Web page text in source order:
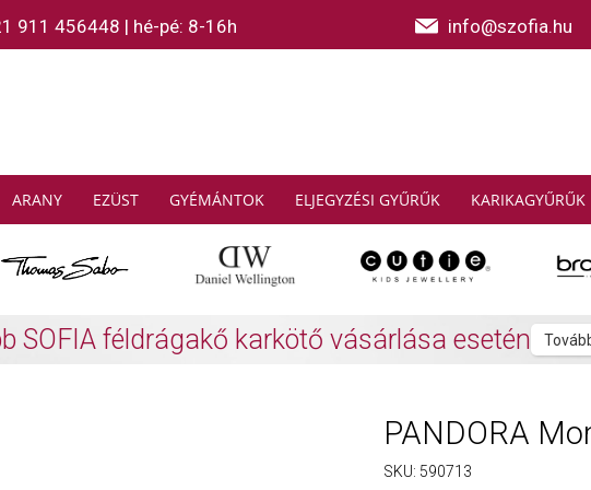
911 456448 | hé-pé: 8-16h info@szofia.hu
ARANY EZÜST GYÉMÁNTOK ELJEGYZÉSI GYŰRŰK KARIKAGYŰRŰK
SABO: Gyűjtsön és spóroljon További információk
PANDORA
SKU: 590713